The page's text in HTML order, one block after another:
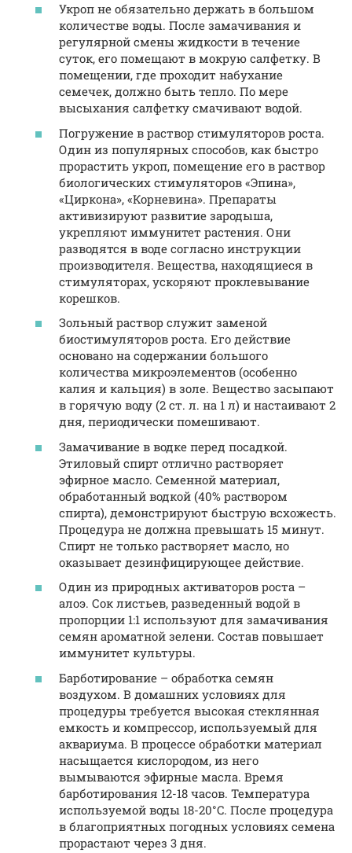
Укроп не обязательно держать в большом
количестве воды. После замачивания и
регулярной смены жидкости в течение
суток, его помещают в мокрую салфетку. В
помещении, где проходит набухание
семечек, должно быть тепло. По мере
высыхания салфетку смачивают водой.
Погружение в раствор стимуляторов роста.
Один из популярных способов, как быстро
прорастить укроп, помещение его в раствор
биологических стимуляторов «Эпина»,
«Циркона», «Корневина». Препараты
активизируют развитие зародыша,
укрепляют иммунитет растения. Они
разводятся в воде согласно инструкции
производителя. Вещества, находящиеся в
стимуляторах, ускоряют проклевывание
корешков.
Зольный раствор служит заменой
биостимуляторов роста. Его действие
основано на содержании большого
количества микроэлементов (особенно
калия и кальция) в золе. Вещество засыпают
в горячую воду (2 ст. л. на 1 л) и настаивают 2
дня, периодически помешивают.
Замачивание в водке перед посадкой.
Этиловый спирт отлично растворяет
эфирное масло. Семенной материал,
обработанный водкой (40% раствором
спирта), демонстрируют быструю всхожесть.
Процедура не должна превышать 15 минут.
Спирт не только растворяет масло, но
оказывает дезинфицирующее действие.
Один из природных активаторов роста –
алоэ. Сок листьев, разведенный водой в
пропорции 1:1 используют для замачивания
семян ароматной зелени. Состав повышает
иммунитет культуры.
Барботирование – обработка семян
воздухом. В домашних условиях для
процедуры требуется высокая стеклянная
емкость и компрессор, используемый для
аквариума. В процессе обработки материал
насыщается кислородом, из него
вымываются эфирные масла. Время
барботирования 12-18 часов. Температура
используемой воды 18-20°C. После процедура
в благоприятных погодных условиях семена
прорастают через 3 дня.